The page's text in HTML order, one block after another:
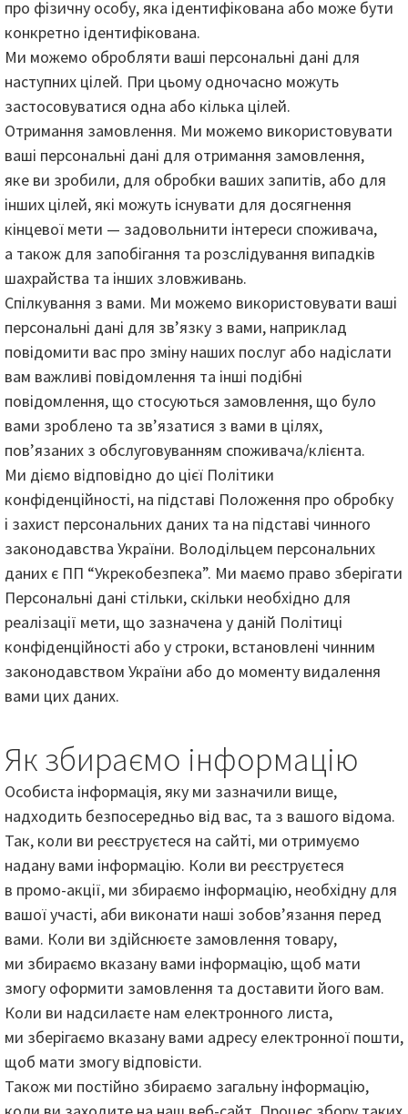
про фізичну особу, яка ідентифікована або може бути
конкретно ідентифікована.
Ми можемо обробляти ваші персональні дані для
наступних цілей. При цьому одночасно можуть
застосовуватися одна або кілька цілей.
Отримання замовлення. Ми можемо використовувати
ваші персональні дані для отримання замовлення,
яке ви зробили, для обробки ваших запитів, або для
інших цілей, які можуть існувати для досягнення
кінцевої мети — задовольнити інтереси споживача,
а також для запобігання та розслідування випадків
шахрайства та інших зловживань.
Спілкування з вами. Ми можемо використовувати ваші
персональні дані для зв’язку з вами, наприклад
повідомити вас про зміну наших послуг або надіслати
вам важливі повідомлення та інші подібні
повідомлення, що стосуються замовлення, що було
вами зроблено та зв’язатися з вами в цілях,
пов’язаних з обслуговуванням споживача/клієнта.
Ми діємо відповідно до цієї Політики
конфіденційності, на підставі Положення про обробку
і захист персональних даних та на підставі чинного
законодавства України. Володільцем персональних
даних є ПП “Укрекобезпека”. Ми маємо право зберігати
Персональні дані стільки, скільки необхідно для
реалізації мети, що зазначена у даній Політиці
конфіденційності або у строки, встановлені чинним
законодавством України або до моменту видалення
вами цих даних.
Як збираємо інформацію
Особиста інформація, яку ми зазначили вище,
надходить безпосередньо від вас, та з вашого відома.
Так, коли ви реєструєтеся на сайті, ми отримуємо
надану вами інформацію. Коли ви реєструєтеся
в промо-акції, ми збираємо інформацію, необхідну для
вашої участі, аби виконати наші зобов’язання перед
вами. Коли ви здійснюєте замовлення товару,
ми збираємо вказану вами інформацію, щоб мати
змогу оформити замовлення та доставити його вам.
Коли ви надсилаєте нам електронного листа,
ми зберігаємо вказану вами адресу електронної пошти,
щоб мати змогу відповісти.
Також ми постійно збираємо загальну інформацію,